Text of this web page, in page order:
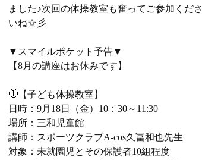
ました♪次回の体操教室も奮ってご参加くださ
いね☆彡
▼スマイルポケット予告▼
【8月の講座はお休みです】
【子ども体操教室】
日時：9月18日（金）10：30～11:30
場所：三和児童館
講師：スポーツクラブA-cos久冨和也先生
対象：未就園児とその保護者10組程度